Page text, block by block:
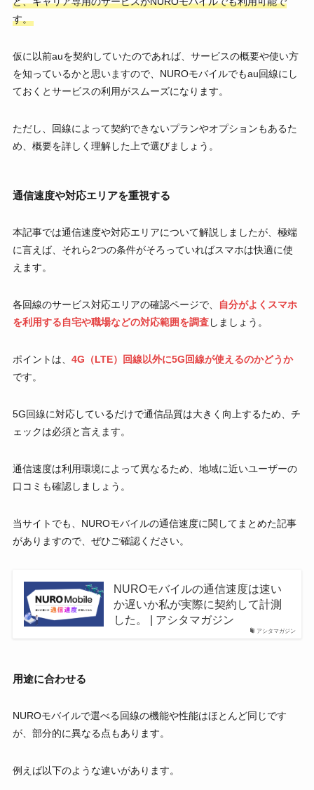
す。
仮に以前auを契約していたのであれば、サービスの概要や使い方
を知っているかと思いますので、NUROモバイルでもau回線にし
ておくとサービスの利用がスムーズになります。
ただし、回線によって契約できないプランやオプションもあるた
め、概要を詳しく理解した上で選びましょう。
通信速度や対応エリアを重視する
本記事では通信速度や対応エリアについて解説しましたが、極端
に言えば、それら2つの条件がそろっていればスマホは快適に使
えます。
各回線のサービス対応エリアの確認ページで、
自分がよくスマホ
を利用する自宅や職場などの対応範囲を調査しましょう。
ポイントは、 4G（LTE）回線以外に5G回線が使えるのかどうか
です。
5G回線に対応しているだけで通信品質は大きく向上するため、チ
ェックは必須と言えます。
通信速度は利用環境によって異なるため、地域に近いユーザーの
口コミも確認しましょう。
当サイトでも、NUROモバイルの通信速度に関してまとめた記事
がありますので、ぜひご確認ください。
アシタマガジン
NUROモバイルの通信速度は速い
か遅いか私が実際に契約して計測
した。 | アシタマガジン
用途に合わせる
NUROモバイルで選べる回線の機能や性能はほとんど同じです
が、部分的に異なる点もあります。
例えば以下のような違いがあります。